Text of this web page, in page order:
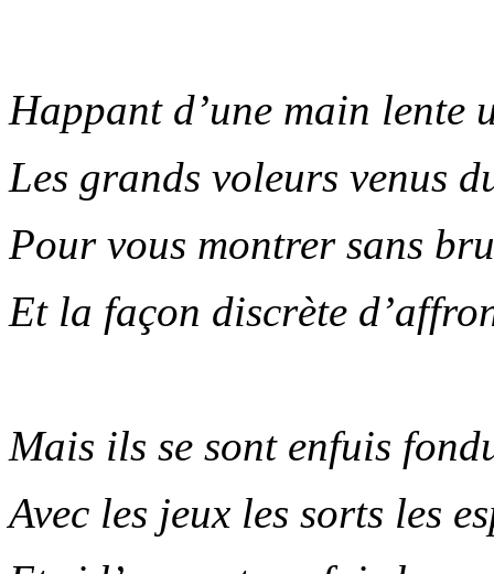
Happant d’une main lente
Les grands voleurs venus
Pour vous montrer sans
Et la façon discrète
Mais ils se sont enfuis
Avec les jeux les sorts les